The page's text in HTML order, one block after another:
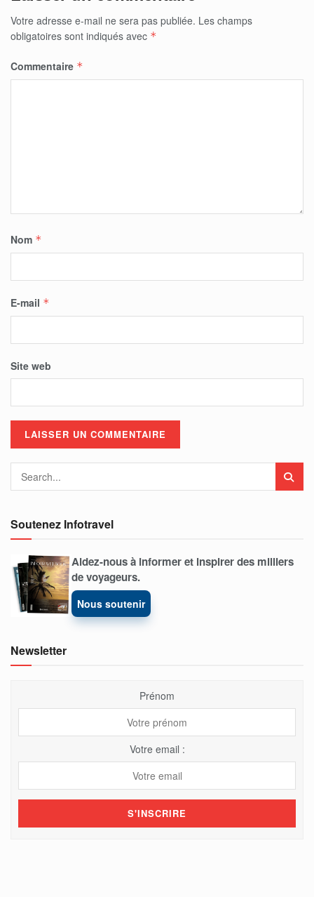
Votre adresse e-mail ne sera pas publiée. Les champs
obligatoires sont indiqués avec *
Commentaire *
Nom *
E-mail *
Site web
Soutenez Infotravel
Aidez-nous à informer et inspirer des milliers
de voyageurs.
Nous soutenir
Newsletter
Prénom
Votre email :